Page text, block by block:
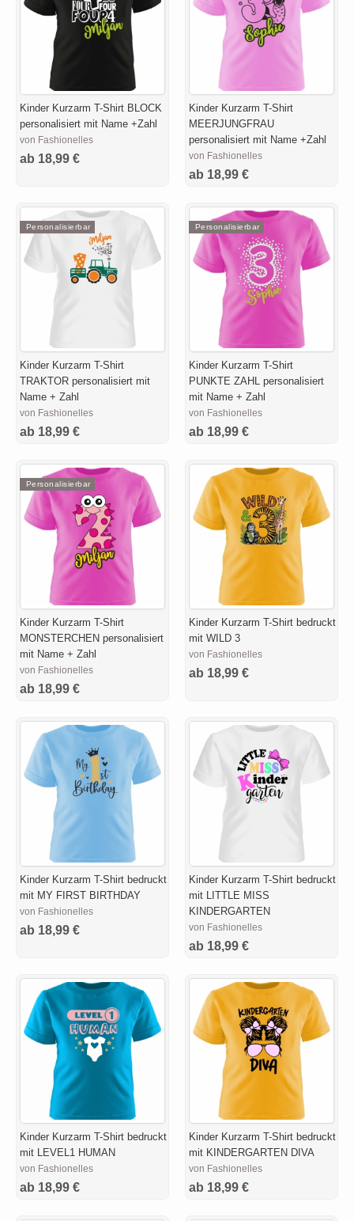
Kinder Kurzarm T-Shirt BLOCK
personalisiert mit Name +Zahl
von Fashionelles
ab 18,99 €
Kinder Kurzarm T-Shirt
MEERJUNGFRAU
personalisiert mit Name +Zahl
von Fashionelles
ab 18,99 €
Personalisierbar
Kinder Kurzarm T-Shirt
TRAKTOR personalisiert mit
Name + Zahl
von Fashionelles
ab 18,99 €
Personalisierbar
Kinder Kurzarm T-Shirt
PUNKTE ZAHL personalisiert
mit Name + Zahl
von Fashionelles
ab 18,99 €
Personalisierbar
Kinder Kurzarm T-Shirt
MONSTERCHEN personalisiert
mit Name + Zahl
von Fashionelles
ab 18,99 €
Kinder Kurzarm T-Shirt bedruckt
mit WILD 3
von Fashionelles
ab 18,99 €
Kinder Kurzarm T-Shirt bedruckt
mit MY FIRST BIRTHDAY
von Fashionelles
ab 18,99 €
Kinder Kurzarm T-Shirt bedruckt
mit LITTLE MISS
KINDERGARTEN
von Fashionelles
ab 18,99 €
Kinder Kurzarm T-Shirt bedruckt
mit LEVEL1 HUMAN
von Fashionelles
ab 18,99 €
Kinder Kurzarm T-Shirt bedruckt
mit KINDERGARTEN DIVA
von Fashionelles
ab 18,99 €